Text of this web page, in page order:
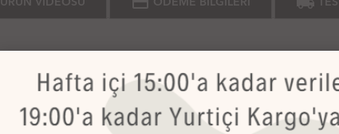
ÜRÜN VİDEOSU ÖDEME BİLGİLERİ